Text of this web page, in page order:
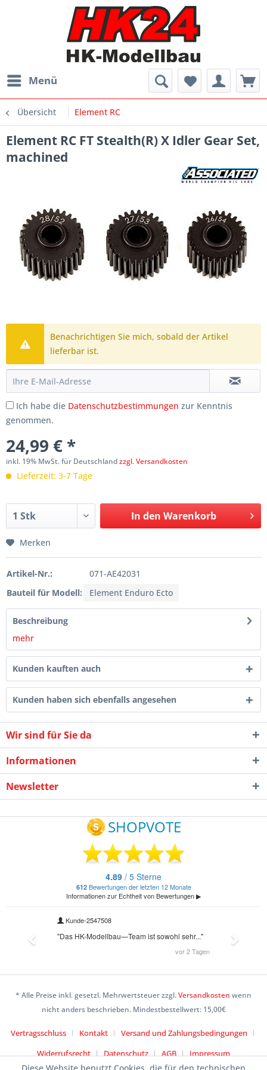
Menü
Übersicht Element RC
Element RC FT Stealth(R) X Idler Gear Set,
machined
Benachrichtigen Sie mich, sobald der Artikel
lieferbar ist.
Ich habe die Datenschutzbestimmungen zur Kenntnis
genommen.
24,99 € *
inkl. 19% MwSt. für Deutschlandzzgl. Versandkosten
Lieferzeit: 3-7 Tage
In den Warenkorb
Merken
Artikel-Nr.:
071-AE42031
Bauteil für Modell:
Element Enduro Ecto
Beschreibung
mehr
Kunden kauften auch
Kunden haben sich ebenfalls angesehen
Wir sind für Sie da
Informationen
Newsletter
* Alle Preise inkl. gesetzl. Mehrwertsteuer zzgl.Versandkosten wenn
nicht anders beschrieben. Mindestbestellwert: 15,00€
Vertragsschluss Kontakt
Versand und Zahlungsbedingungen
Widerrufsrecht
Datenschutz AGB Impressum